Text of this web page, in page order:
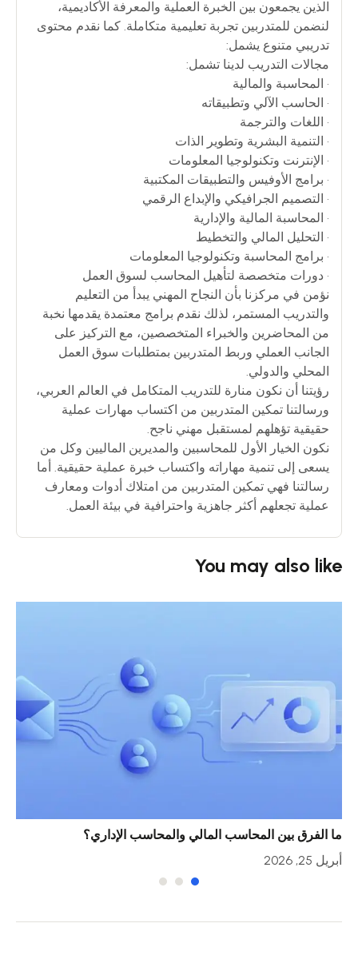
الذين يجمعون بين الخبرة العملية والمعرفة الأكاديمية،
لنضمن للمتدربين تجربة تعليمية متكاملة. كما نقدم محتوى
تدريبي متنوع يشمل:
مجالات التدريب لدينا تشمل:
• المحاسبة والمالية
• الحاسب الآلي وتطبيقاته
• اللغات والترجمة
• التنمية البشرية وتطوير الذات
• الإنترنت وتكنولوجيا المعلومات
• برامج الأوفيس والتطبيقات المكتبية
• التصميم الجرافيكي والإبداع الرقمي
• المحاسبة المالية والإدارية
• التحليل المالي والتخطيط
• برامج المحاسبة وتكنولوجيا المعلومات
• دورات متخصصة لتأهيل المحاسب لسوق العمل
نؤمن في مركزنا بأن النجاح المهني يبدأ من التعليم
والتدريب المستمر، لذلك نقدم برامج معتمدة يقدمها نخبة
من المحاضرين والخبراء المتخصصين، مع التركيز على
الجانب العملي وربط المتدربين بمتطلبات سوق العمل
المحلي والدولي.
رؤيتنا أن نكون منارة للتدريب المتكامل في العالم العربي،
ورسالتنا تمكين المتدربين من اكتساب مهارات عملية
حقيقية تؤهلهم لمستقبل مهني ناجح.
نكون الخيار الأول للمحاسبين والمديرين الماليين وكل من
يسعى إلى تنمية مهاراته واكتساب خبرة عملية حقيقية. أما
رسالتنا فهي تمكين المتدربين من امتلاك أدوات ومعارف
عملية تجعلهم أكثر جاهزية واحترافية في بيئة العمل.
You may also like
ما الفرق بين المحاسب المالي والمحاسب الإداري؟
أبريل 25, 2026